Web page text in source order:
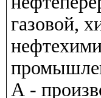
газовой,
А -